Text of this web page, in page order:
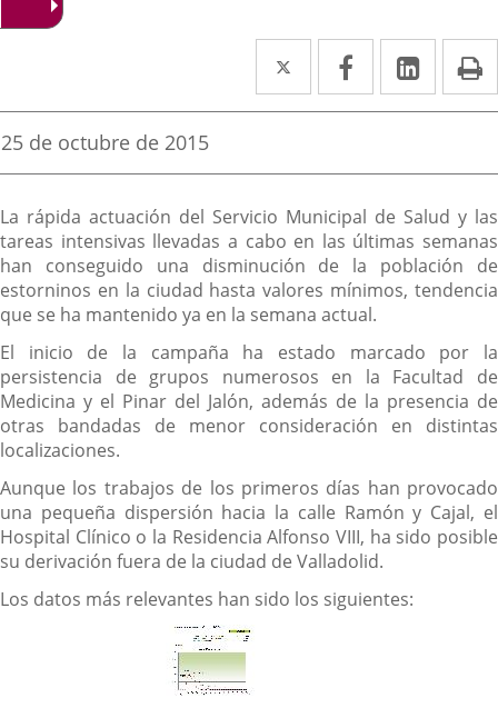
Twitter
Enlace
a
aplicación
externa.
Facebook
Enlace
a
aplicación
externa.
Enlace
a
Fecha
la
noticia
25 de octubre de 2015
Descripción
La rápida actuación del Servicio Municipal de Salud y las
tareas intensivas llevadas a cabo en las últimas semanas
han conseguido una disminución de la población de
estorninos en la ciudad hasta valores mínimos, tendencia
que se ha mantenido ya en la semana actual.
El inicio de la campaña ha estado marcado por la
persistencia de grupos numerosos en la Facultad de
Medicina y el Pinar del Jalón, además de la presencia de
otras bandadas de menor consideración en distintas
localizaciones.
Aunque los trabajos de los primeros días han provocado
una pequeña dispersión hacia la calle Ramón y Cajal, el
Hospital Clínico o la Residencia Alfonso VIII, ha sido posible
su derivación fuera de la ciudad de Valladolid.
Los datos más relevantes han sido los siguientes: